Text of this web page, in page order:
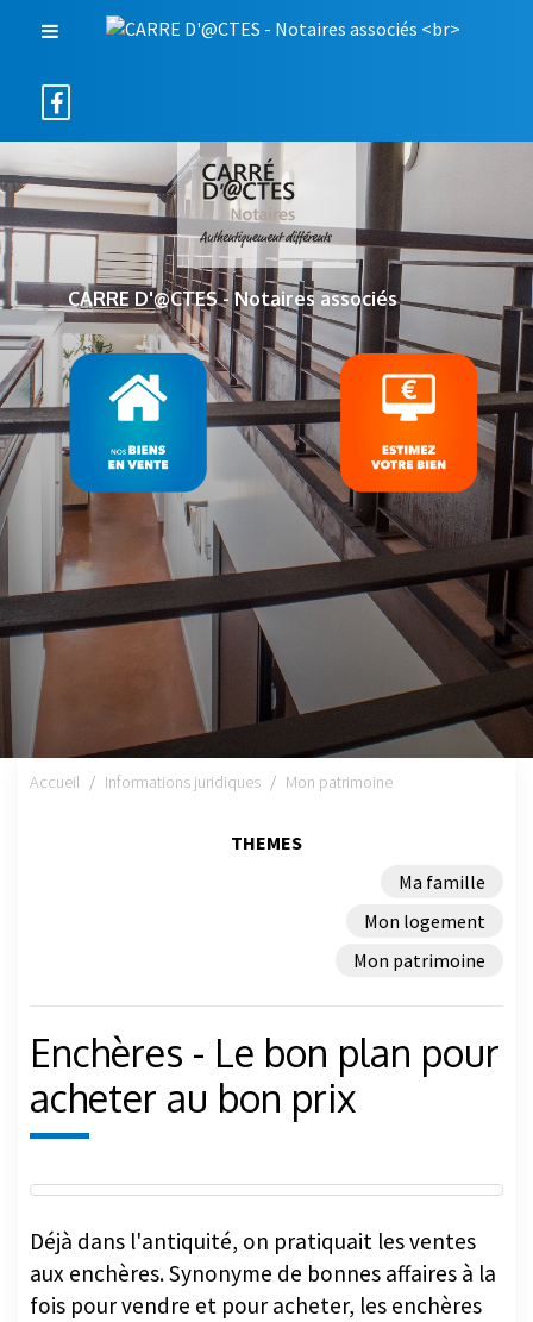
CARRE D'@CTES - Notaires associés
Accueil Informations juridiques Mon patrimoine
THEMES
Ma famille
Mon logement
Mon patrimoine
Enchères - Le bon plan pour
acheter au bon prix
Déjà dans l'antiquité, on pratiquait les ventes
aux enchères. Synonyme de bonnes affaires à la
fois pour vendre et pour acheter, les enchères